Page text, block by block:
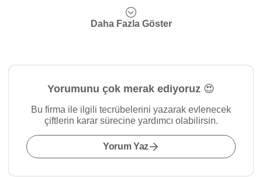
Daha Fazla Göster
Yorumunu çok merak ediyoruz 😍
Bu firma ile ilgili tecrübelerini yazarak evlenecek
çiftlerin karar sürecine yardımcı olabilirsin.
Yorum Yaz